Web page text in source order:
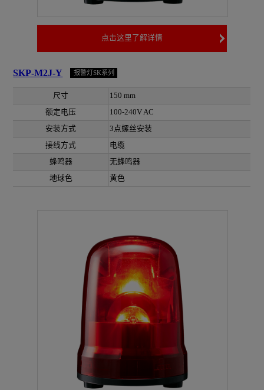
点击这里了解详情
SKP-M2J-Y 报警灯SK系列
尺寸
150 mm
额定电压
100-240V AC
安装方式
3点螺丝安装
接线方式
电缆
蜂鸣器
无蜂鸣器
地球色
黄色